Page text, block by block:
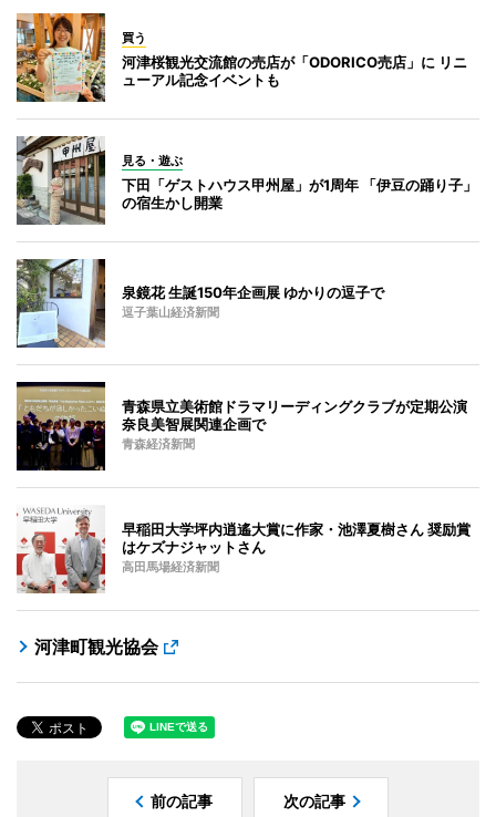
買う
河津桜観光交流館の売店が「ODORICO売店」に リニ
ューアル記念イベントも
見る・遊ぶ
下田「ゲストハウス甲州屋」が1周年 「伊豆の踊り子」
の宿生かし開業
泉鏡花 生誕150年企画展 ゆかりの逗子で
逗子葉山経済新聞
青森県立美術館ドラマリーディングクラブが定期公演
奈良美智展関連企画で
青森経済新聞
早稲田大学坪内逍遙大賞に作家・池澤夏樹さん 奨励賞
はケズナジャットさん
高田馬場経済新聞
河津町観光協会
前の記事 次の記事